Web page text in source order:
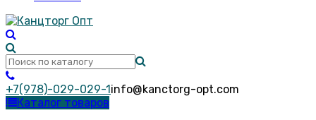
+7(978)-029-029-1info@kanctorg-opt.com
Каталог товаров